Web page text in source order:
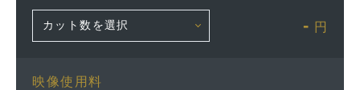
- 円
映像使用料